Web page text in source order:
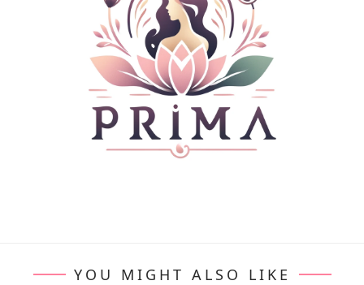
YOU MIGHT ALSO LIKE